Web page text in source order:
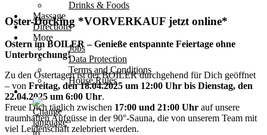
Drinks & Foods
Massage
Directions
More
Jobs
Data Protection
Terms and Conditions
House Rules
Oster-Docking *VORVERKAUF jetzt online*
Ostern im BOILER – Genieße entspannte Feiertage ohne
Unterbrechung!
Zu den Ostertagen ist der BOILER durchgehend für Dich geöffnet
– von Freitag, den 18.04.2025 um 12:00 Uhr bis Dienstag, den
22.04.2025 um 6:00 Uhr.
Freue Dich täglich zwischen 17:00 und 21:00 Uhr auf unsere
traumhaften Aufgüsse in der 90°-Sauna, die von unserem Team mit
viel Leidenschaft zelebriert werden.